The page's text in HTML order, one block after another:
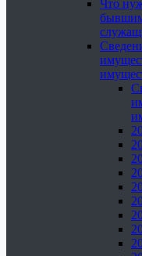
Что